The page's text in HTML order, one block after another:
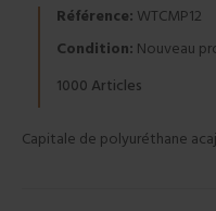
Référence: WTCMP12
Condition: Nouveau
1000 Articles
Capitale de polyuréthane